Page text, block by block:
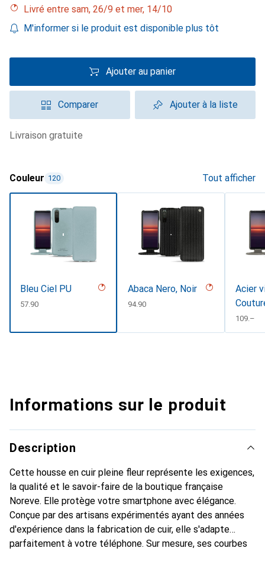
Livré entre sam, 26/9 et mer, 14/10
M'informer si le produit est disponible plus tôt
Ajouter au panier
Comparer Ajouter à la liste
livraison gratuite
Couleur 120 Tout afficher
Bleu Ciel PU
CHF
57.90
Abaca Nero, Noir
CHF
94.90
Acier
CHF
109.–
Informations sur le produit
Description
Cette housse en cuir pleine fleur représente les exigences,
la qualité et le savoir-faire de la boutique française
Noreve. Elle protège votre smartphone avec élégance.
Conçue par des artisans expérimentés ayant des années
d'expérience dans la fabrication de cuir, elle s'adapte
parfaitement à votre téléphone. Sur mesure, ses courbes